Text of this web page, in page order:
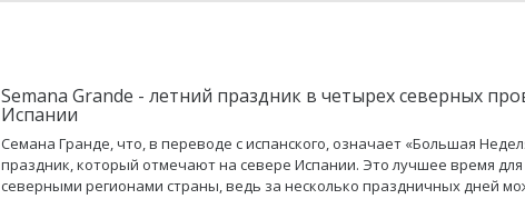
Semana Grande - летний праздник в четырех северных
Испании
Семана Гранде, что, в переводе с испанского, означает «Большая
праздник, который отмечают на севере Испании. Это лучшее время для
северными регионами страны, ведь за несколько праздничных дней